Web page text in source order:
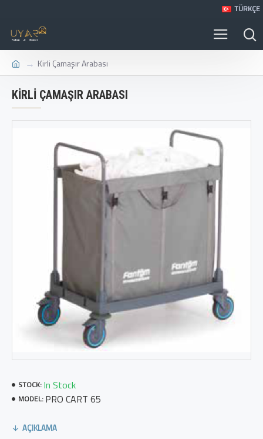
TÜRKÇE
Kirli Çamaşır Arabası
KIRLI ÇAMAŞIR ARABASI
STOCK: In Stock
MODEL: PRO CART 65
AÇIKLAMA